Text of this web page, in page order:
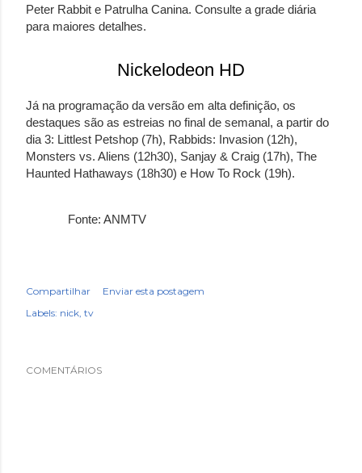
Peter Rabbit e Patrulha Canina. Consulte a grade diária
para maiores detalhes.
Nickelodeon HD
Já na programação da versão em alta definição, os
destaques são as estreias no final de semanal, a partir do
dia 3: Littlest Petshop (7h), Rabbids: Invasion (12h),
Monsters vs. Aliens (12h30), Sanjay & Craig (17h), The
Haunted Hathaways (18h30) e How To Rock (19h).
Fonte: ANMTV
Compartilhar
Enviar esta postagem
Labels: nick tv
COMENTÁRIOS